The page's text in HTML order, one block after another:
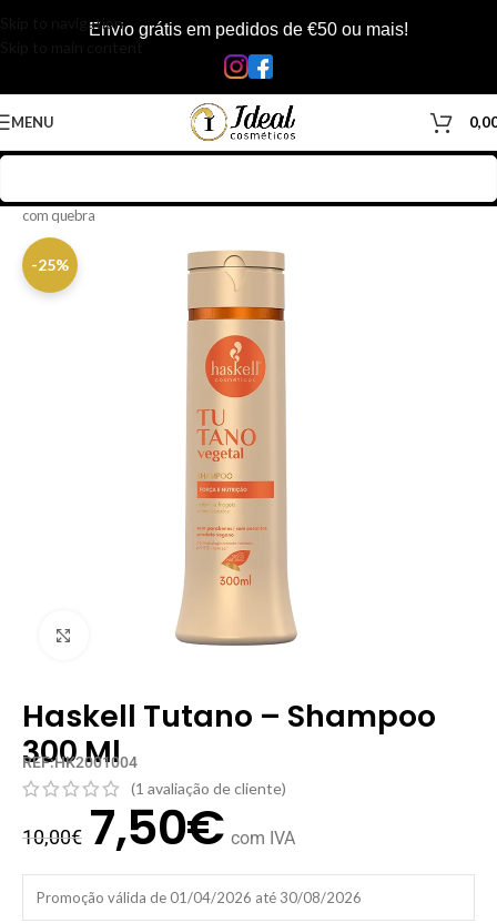
Skip to navigationEnvio grátis em pedidos de €50 ou mais!
MENU
com quebra
-25%
Clique para ampliar
Haskell Tutano – Shampoo
300 Ml
REF:HK2001004
(1 avaliação de cliente)
10,00€ 7,50€ com IVA
Promoção válida de 01/04/2026 até 30/08/2026